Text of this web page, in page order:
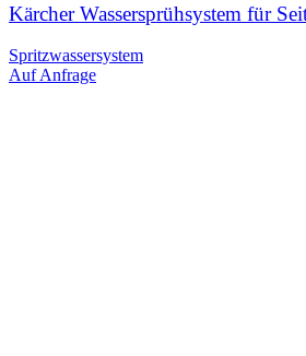
Kärcher Wassersprühsystem für
Spritzwassersystem
Auf Anfrage